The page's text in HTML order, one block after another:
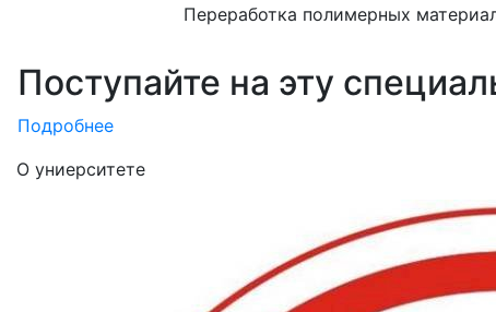
Переработка полимерных
Поступайте на эту
Подробнее
О униерситете